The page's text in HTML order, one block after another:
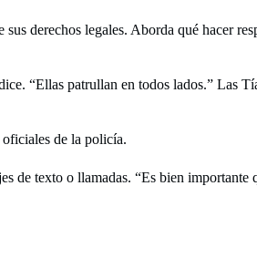
sus derechos legales. Aborda qué hacer
“Ellas patrullan en todos lados.” Las
de la policía.
de texto o llamadas. “Es bien